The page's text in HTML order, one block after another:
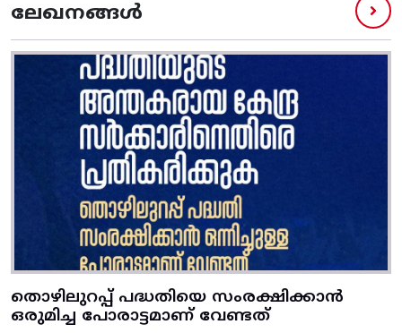
ലേഖനങ്ങൾ
തൊഴിലുറപ്പ് പദ്ധതിയെ സംരക്ഷിക്കാൻ
ഒരുമിച്ച പോരാട്ടമാണ് വേണ്ടത്